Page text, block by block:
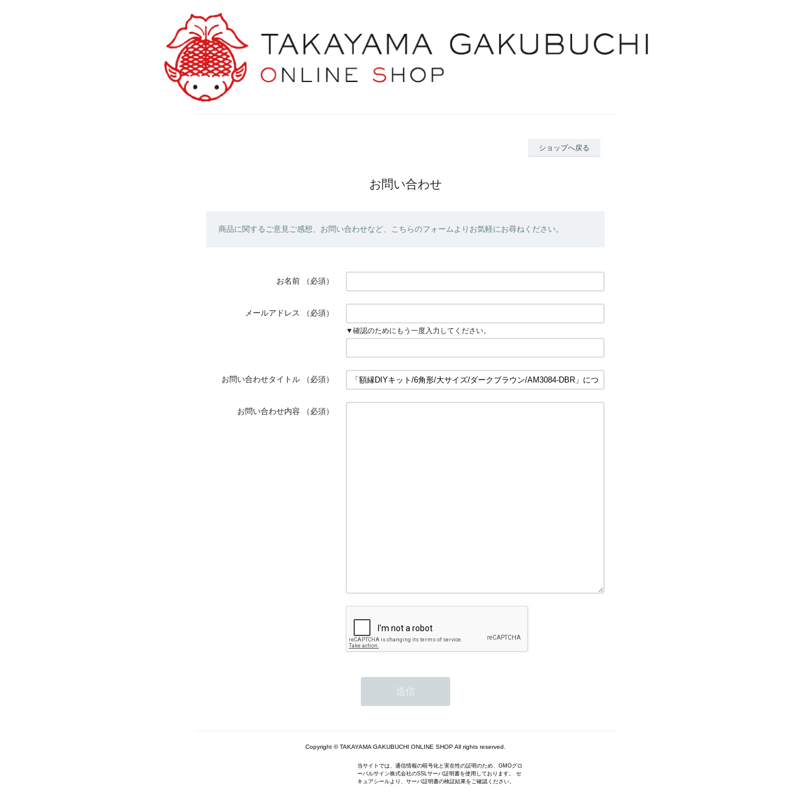
ショップへ戻る
お問い合わせ
商品に関するご意見ご感想、お問い合わせなど、こちらのフォームよりお気軽にお尋ねください。
お名前 （必須）
メールアドレス （必須）
▼確認のためにもう一度入力してください。
お問い合わせタイトル （必須）
お問い合わせ内容 （必須）
Copyright © TAKAYAMA GAKUBUCHI ONLINE SHOP All rights reserved.
当サイトでは、通信情報の暗号化と実在性の証明のため、GMOグロ
ーバルサイン株式会社のSSLサーバ証明書を使用しております。 セ
キュアシールより、サーバ証明書の検証結果をご確認ください。